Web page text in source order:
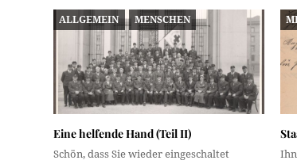
ALLGEMEIN MENSCHEN
Eine helfende Hand (Teil II)
Schön, dass Sie wieder eingeschaltet